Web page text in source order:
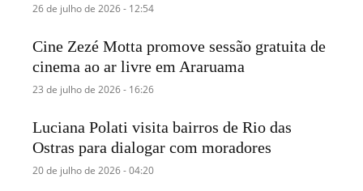
26 de julho de 2026 - 12:54
Cine Zezé Motta promove sessão gratuita de
cinema ao ar livre em Araruama
23 de julho de 2026 - 16:26
Luciana Polati visita bairros de Rio das
Ostras para dialogar com moradores
20 de julho de 2026 - 04:20